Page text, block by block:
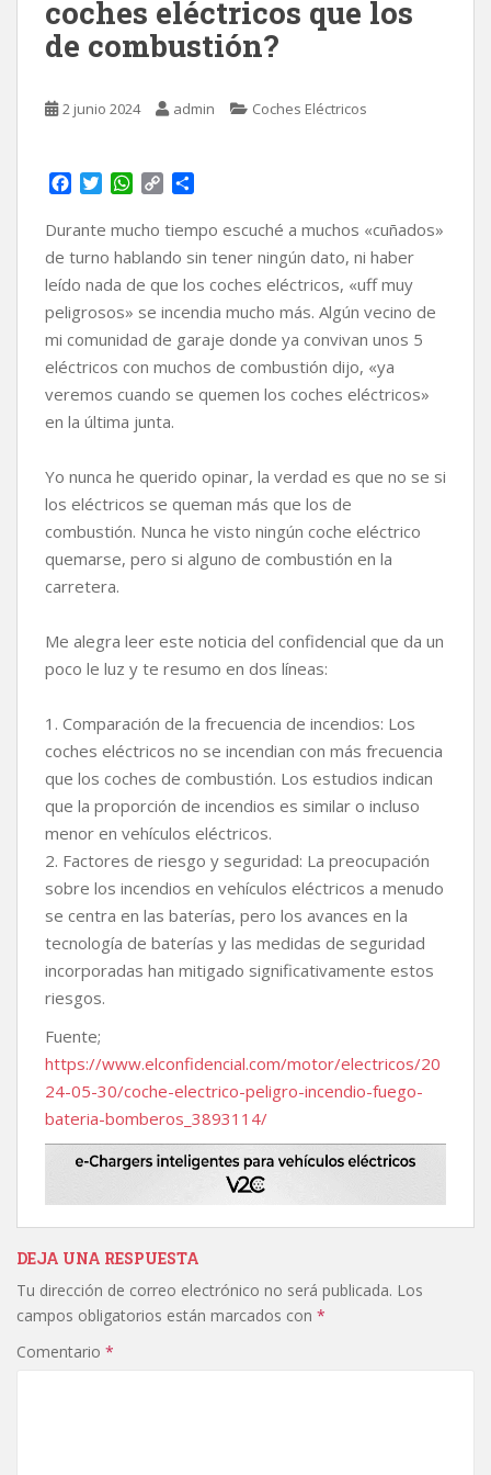
coches eléctricos que los
de combustión?
2 junio 2024 admin Coches Eléctricos
c
e
b
o
o
k
i
t
t
e
r
W
a
t
s
A
p
p
p
y
L
i
n
k
m
p
a
r
t
i
r
Durante mucho tiempo escuché a muchos «cuñados»
de turno hablando sin tener ningún dato, ni haber
leído nada de que los coches eléctricos, «uff muy
peligrosos» se incendia mucho más. Algún vecino de
mi comunidad de garaje donde ya convivan unos 5
eléctricos con muchos de combustión dijo, «ya
veremos cuando se quemen los coches eléctricos»
en la última junta.
Yo nunca he querido opinar, la verdad es que no se si
los eléctricos se queman más que los de
combustión. Nunca he visto ningún coche eléctrico
quemarse, pero si alguno de combustión en la
carretera.
Me alegra leer este noticia del confidencial que da un
poco le luz y te resumo en dos líneas:
1. Comparación de la frecuencia de incendios: Los
coches eléctricos no se incendian con más frecuencia
que los coches de combustión. Los estudios indican
que la proporción de incendios es similar o incluso
menor en vehículos eléctricos.
2. Factores de riesgo y seguridad: La preocupación
sobre los incendios en vehículos eléctricos a menudo
se centra en las baterías, pero los avances en la
tecnología de baterías y las medidas de seguridad
incorporadas han mitigado significativamente estos
riesgos.
Fuente;
https://www.elconfidencial.com/motor/electricos/20
24-05-30/coche-electrico-peligro-incendio-fuego-
bateria-bomberos_3893114/
DEJA UNA RESPUESTA
Tu dirección de correo electrónico no será publicada. Los
campos obligatorios están marcados con *
Comentario *